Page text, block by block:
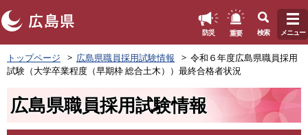
ペ
ー
ジ
防災 重要 検索 メニュー
トップページ 広島県職員採用試験情報
令和６年度広島県職員採用
試験（大学卒業程度（早期枠 総合土木））最終合格者状況
広島県職員採用試験情報